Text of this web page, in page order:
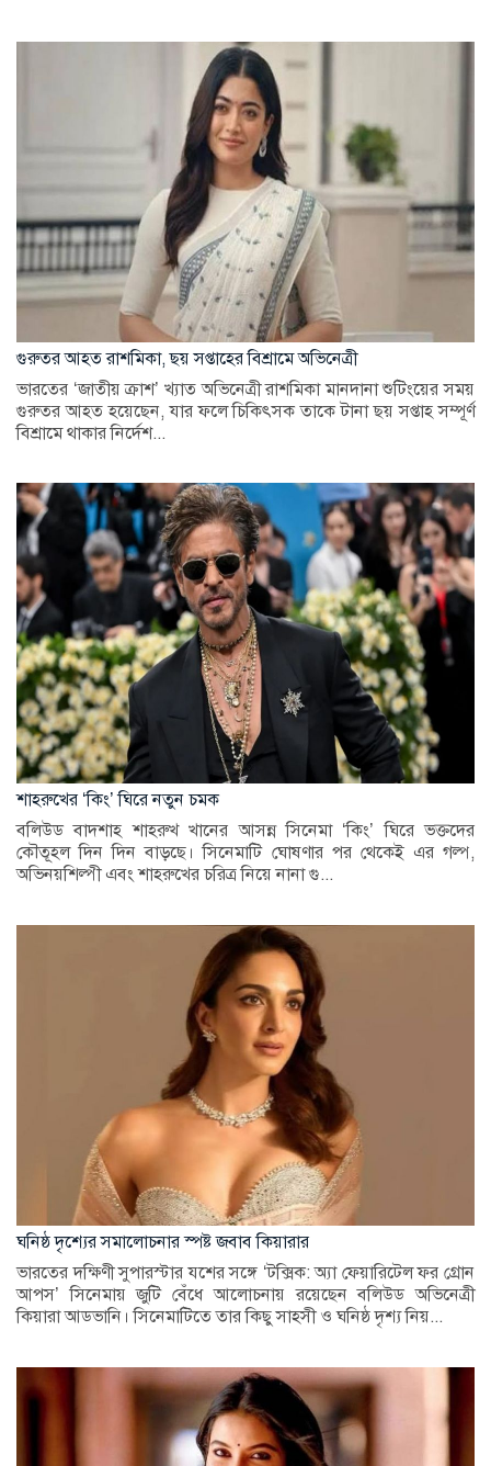
গুরুতর আহত রাশমিকা, ছয় সপ্তাহের বিশ্রামে অভিনেত্রী
ভারতের ‘জাতীয় ক্রাশ’ খ্যাত অভিনেত্রী রাশমিকা মানদানা শুটিংয়ের সময়
গুরুতর আহত হয়েছেন, যার ফলে চিকিৎসক তাকে টানা ছয় সপ্তাহ সম্পূর্ণ
বিশ্রামে থাকার নির্দেশ...
শাহরুখের ‘কিং’ ঘিরে নতুন চমক
বলিউড বাদশাহ শাহরুখ খানের আসন্ন সিনেমা ‘কিং’ ঘিরে ভক্তদের
কৌতূহল দিন দিন বাড়ছে। সিনেমাটি ঘোষণার পর থেকেই এর গল্প,
অভিনয়শিল্পী এবং শাহরুখের চরিত্র নিয়ে নানা গু...
ঘনিষ্ঠ দৃশ্যের সমালোচনার স্পষ্ট জবাব কিয়ারার
ভারতের দক্ষিণী সুপারস্টার যশের সঙ্গে ‘টক্সিক: অ্যা ফেয়ারিটেল ফর গ্রোন
আপস’ সিনেমায় জুটি বেঁধে আলোচনায় রয়েছেন বলিউড অভিনেত্রী
কিয়ারা আডভানি। সিনেমাটিতে তার কিছু সাহসী ও ঘনিষ্ঠ দৃশ্য নিয়...